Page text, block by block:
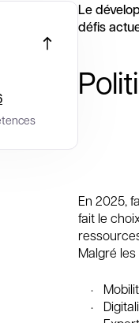
Le
défis
En 2025,
fait le
Malgré